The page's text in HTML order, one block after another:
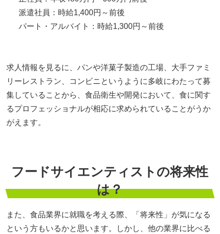
派遣社員：時給1,400円～前後
パート・アルバイト：時給1,300円～前後
求人情報を見るに、パンや洋菓子製造の工場、大手ファミ
リーレストラン、コンビニというように多岐にわたって募
集していることから、食品衛生や開発において、食に関す
るプロフェッショナルが相応に求められていることがうか
がえます。
フードサイエンティストの将来性
は？
また、食品業界に就職を考える際、「将来性」が気になる
という方もいるかと思います。しかし、他の業界に比べる